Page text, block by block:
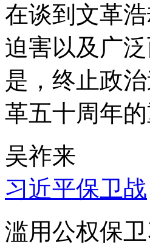
在谈到文革
迫害以及广
是，终止政
革五十周年的
吴祚来
习近平保卫战
滥用公权保